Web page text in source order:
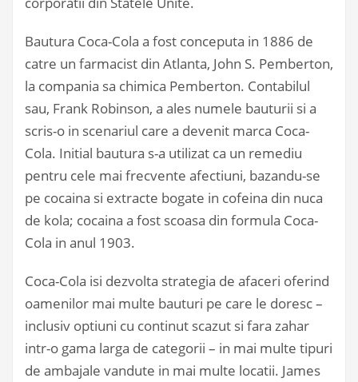
Bautura Coca-Cola a fost conceputa in 1886 de
catre un farmacist din Atlanta, John S. Pemberton,
la compania sa chimica Pemberton. Contabilul
sau, Frank Robinson, a ales numele bauturii si a
scris-o in scenariul care a devenit marca Coca-
Cola. Initial bautura s-a utilizat ca un remediu
pentru cele mai frecvente afectiuni, bazandu-se
pe cocaina si extracte bogate in cofeina din nuca
de kola; cocaina a fost scoasa din formula Coca-
Cola in anul 1903.
Coca-Cola isi dezvolta strategia de afaceri oferind
oamenilor mai multe bauturi pe care le doresc –
inclusiv optiuni cu continut scazut si fara zahar
intr-o gama larga de categorii – in mai multe tipuri
de ambajale vandute in mai multe locatii. James